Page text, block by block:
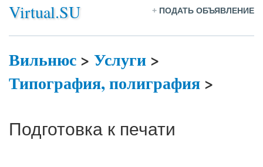
Virtual.SU + ПОДАТЬ ОБЪЯВЛЕНИЕ
Вильнюс> Услуги>
Типография, полиграфия>
Подготовка к печати